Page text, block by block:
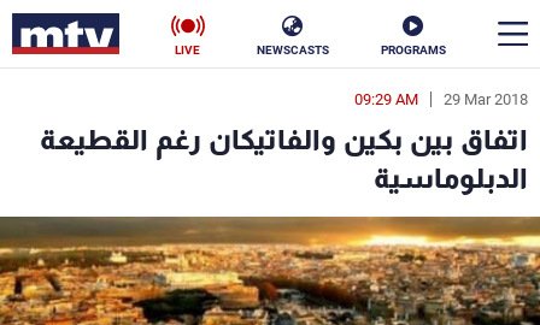
PROGRAMS
NEWSCASTS
LIVE
29 Mar 2018
09:29 AM
اتفاق بين بكين والفاتيكان رغم القطيعة
الدبلوماسية
en
الأخبار
سياسة ناس
إقتصاد فن